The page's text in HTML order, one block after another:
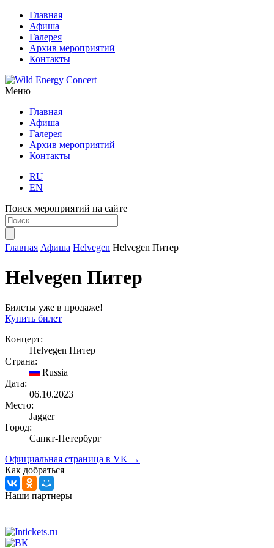
Главная
Афиша
Галерея
Архив мероприятий
Контакты
Меню
Главная
Афиша
Галерея
Архив мероприятий
Контакты
RU
EN
Поиск мероприятий на сайте
Главная Афиша Helvegen Helvegen Питер
Helvegen Питер
Билеты уже в продаже!
Купить билет
Концерт:
Helvegen Питер
Страна:
Russia
Дата:
06.10.2023
Место:
Jagger
Город:
Санкт-Петербург
Официальная страница в VK →
Как добраться
Наши партнеры